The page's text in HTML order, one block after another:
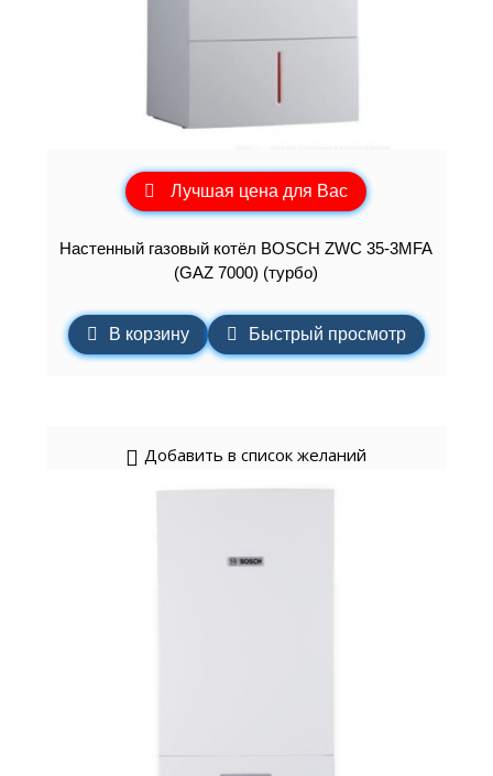
Лучшая цена для Вас
Настенный газовый котёл BOSCH ZWC 35-3MFA
(GAZ 7000) (турбо)
В корзину Быстрый просмотр
Добавить в список желаний